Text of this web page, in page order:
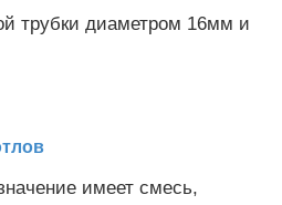
трубки диаметром 16мм и
имеет смесь,